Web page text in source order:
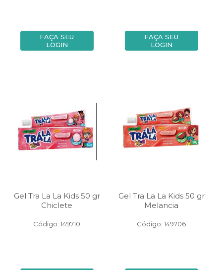
FAÇA SEU
LOGIN
FAÇA SEU
LOGIN
Gel Tra La La Kids 50 gr
Chiclete
Código: 149710
Gel Tra La La Kids 50 gr
Melancia
Código: 149706